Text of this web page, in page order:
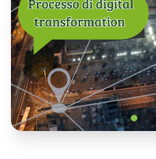
Cloud Certificato